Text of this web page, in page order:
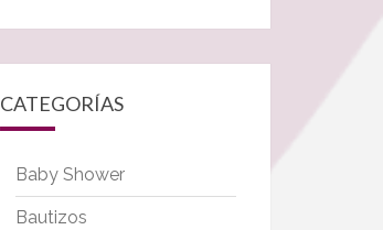
CATEGORÍAS
Baby Shower
Bautizos